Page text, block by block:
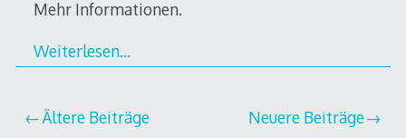
Mehr Informationen.
Weiterlesen…
Beitragsnavigation
Ältere Beiträge Neuere Beiträge